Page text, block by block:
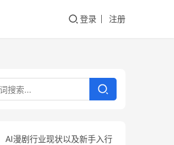
登录 注册
AI漫剧行业现状以及新手入行